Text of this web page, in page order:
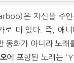
은 자신을 주
로 더 있다. 즉, 애
동화가 아니라 노
에 포함된 노래는